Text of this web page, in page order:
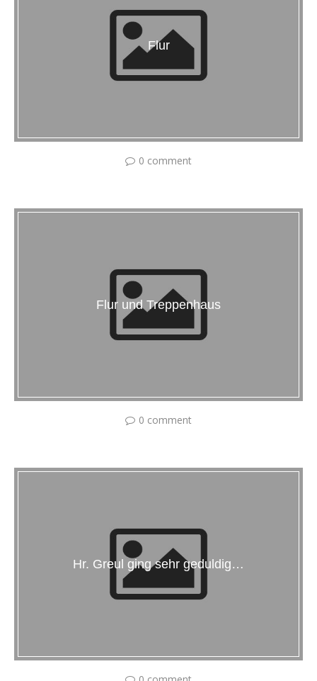
Flur
0 comment
Flur und Treppenhaus
0 comment
Hr. Greul ging sehr geduldig…